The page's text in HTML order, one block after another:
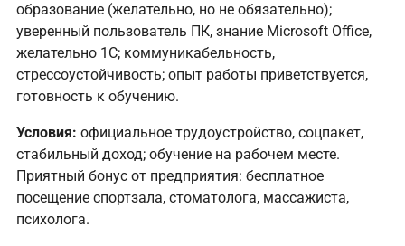
образование (желательно, но не обязательно);
уверенный пользователь ПК, знание Microsoft Office,
желательно 1С; коммуникабельность,
стрессоустойчивость; опыт работы приветствуется,
готовность к обучению.
Условия: официальное трудоустройство, соцпакет,
стабильный доход; обучение на рабочем месте.
Приятный бонус от предприятия: бесплатное
посещение спортзала, стоматолога, массажиста,
психолога.